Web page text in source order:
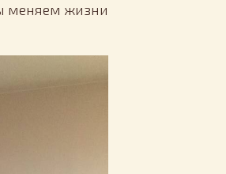
меняем жизни